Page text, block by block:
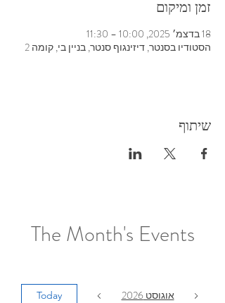
זמן ומיקום
18 בדצמ׳ 2025, 10:00 – 11:30
הסטודיו בסנטר, דיזינגוף סנטר, בניין בי, קומה 2
שיתוף
The Month's Events
אוגוסט 2026 Today